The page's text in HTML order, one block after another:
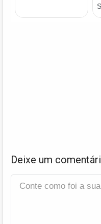
Deixe um